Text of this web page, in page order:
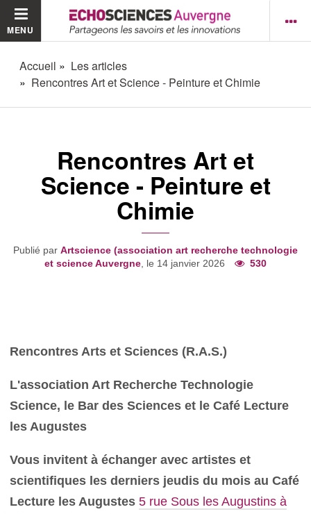
MENU
Accueil
Les articles
Rencontres Art et Science - Peinture et Chimie
Rencontres Art et
Science - Peinture et
Chimie
Publié par Artscience (association art recherche technologie
et science Auvergne , le 14 janvier 2026 530
Rencontres Arts et Sciences (R.A.S.)
L'association Art Recherche Technologie
Science, le Bar des Sciences et le Café Lecture
les Augustes
Vous invitent à échanger avec artistes et
scientifiques les derniers jeudis du mois au Café
Lecture les Augustes5 rue Sous les Augustins à